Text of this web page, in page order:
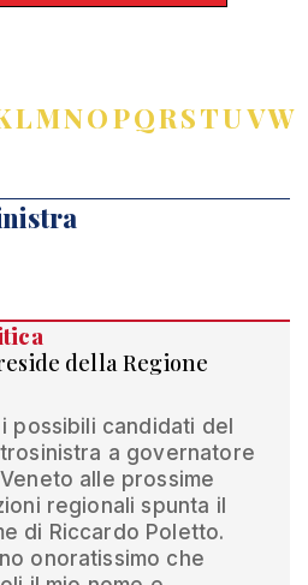
LMNOPQRSTUVW
della Regione
possibili candidati del
a governatore
alle prossime
regionali spunta il
di Riccardo Poletto.
onoratissimo che